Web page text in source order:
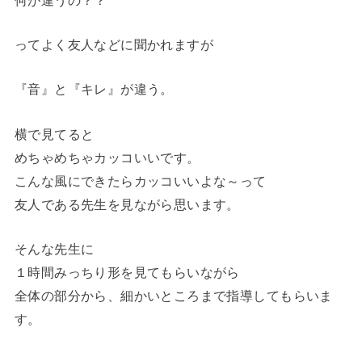
ってよく友人などに聞かれますが
『音』と『キレ』が違う。
横で見てると
めちゃめちゃカッコいいです。
こんな風にできたらカッコいいよな～って
友人である先生を見ながら思います。
そんな先生に
１時間みっちり形を見てもらいながら
全体の部分から、細かいところまで指導してもらいま
す。